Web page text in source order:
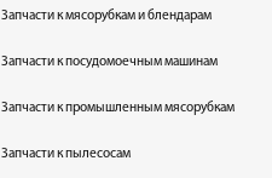
Запчасти к мясорубкам и блендарам
Запчасти к посудомоечным машинам
Запчасти к промышленным мясорубкам
Запчасти к пылесосам